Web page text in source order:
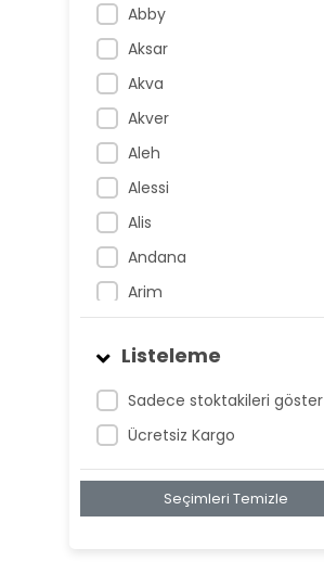
Abby
Aksar
Akva
Akver
Aleh
Alessi
Alis
Andana
Arim
Atnis
Belan
Belay
Birta
Listeleme
Sadece stoktakileri göster
Ücretsiz Kargo
Seçimleri Temizle